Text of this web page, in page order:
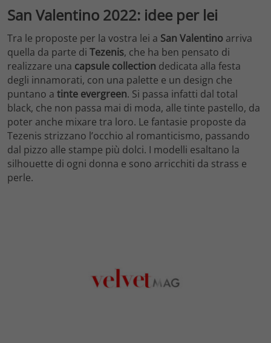
San Valentino 2022: idee per lei
Tra le proposte per la vostra lei a San Valentino arriva
quella da parte di Tezenis, che ha ben pensato di
realizzare una capsule collection dedicata alla festa
degli innamorati, con una palette e un design che
puntano a tinte evergreen. Si passa infatti dal total
black, che non passa mai di moda, alle tinte pastello, da
poter anche mixare tra loro. Le fantasie proposte da
Tezenis strizzano l’occhio al romanticismo, passando
dal pizzo alle stampe più dolci. I modelli esaltano la
silhouette di ogni donna e sono arricchiti da strass e
perle.